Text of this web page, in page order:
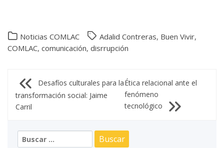
Noticias COMLAC Adalid Contreras, Buen Vivir,
COMLAC, comunicación, disrrupción
Navegación
de
entradas
Desafíos culturales para la
transformación social: Jaime
Carril
Ética relacional ante el
fenómeno
tecnológico
Buscar: